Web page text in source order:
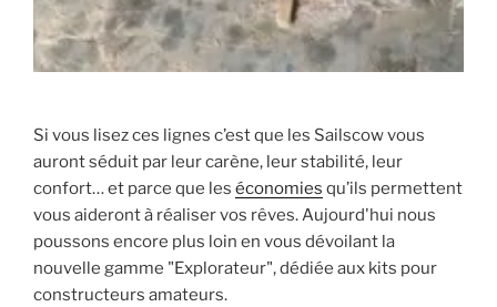
Si vous lisez ces lignes c’est que les Sailscow vous
auront séduit par leur carène, leur stabilité, leur
confort… et parce que les économies qu’ils permettent
vous aideront à réaliser vos rêves. Aujourd'hui nous
poussons encore plus loin en vous dévoilant la
nouvelle gamme "Explorateur", dédiée aux kits pour
constructeurs amateurs.